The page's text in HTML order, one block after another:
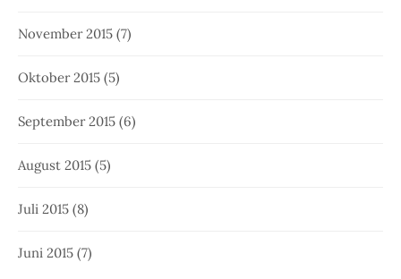
November 2015 (7)
Oktober 2015 (5)
September 2015 (6)
August 2015 (5)
Juli 2015 (8)
Juni 2015 (7)